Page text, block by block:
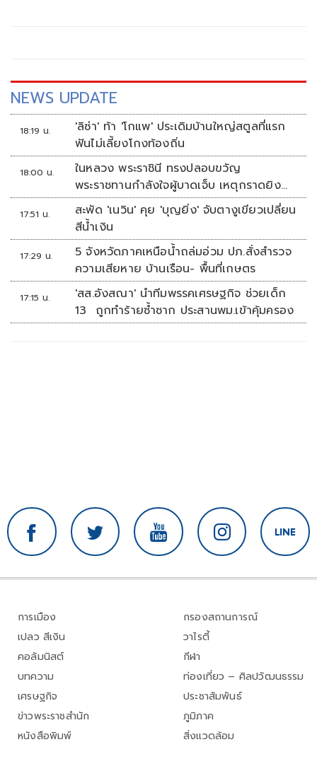
NEWS UPDATE
18:19 น.
'ลิซ่า' ท้า 'โกแพ' ประเดิมบ้านใหญ่สตูลที่แรก
ฟันไม่เลี้ยงโกงท้องถิ่น
18:00 น.
ในหลวง พระราชินี ทรงปลอบขวัญ
พระราชทานกำลังใจผู้บาดเจ็บ เหตุกราดยิง
รร.เทพศิรินทร์นนทบุรี
17:51 น.
สะพัด 'เนวิน' คุย 'บุญยิ่ง' จับตางูเขียวเปลี่ยน
สีน้ำเงิน
17:29 น.
5 จังหวัดภาคเหนือน้ำถล่มอ่วม ปภ.สั่งสำรวจ
ความเสียหาย บ้านเรือน- พื้นที่เกษตร
17:15 น.
'สส.อังสณา' นำทีมพรรคเศรษฐกิจ ช่วยเด็ก
13 ถูกทำร้ายซ้ำซาก ประสานพม.เข้าคุ้มครอง
การเมือง
เปลว สีเงิน
คอลัมนิสต์
บทความ
เศรษฐกิจ
ข่าวพระราชสำนัก
หนังสือพิมพ์
กรองสถานการณ์
วาไรตี้
กีฬา
ท่องเที่ยว – ศิลปวัฒนธรรม
ประชาสัมพันธ์
ภูมิภาค
สิ่งแวดล้อม